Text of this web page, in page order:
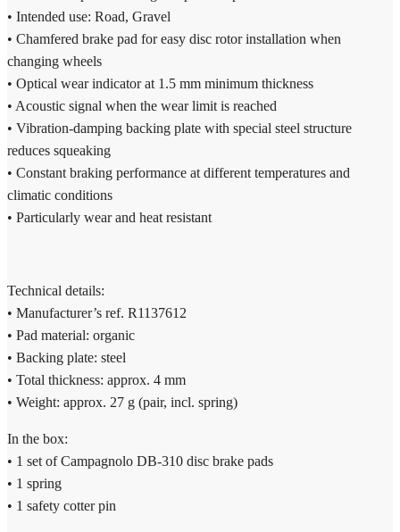
• Intended use: Road, Gravel
• Chamfered brake pad for easy disc rotor installation when
changing wheels
• Optical wear indicator at 1.5 mm minimum thickness
• Acoustic signal when the wear limit is reached
• Vibration-damping backing plate with special steel structure
reduces squeaking
• Constant braking performance at different temperatures and
climatic conditions
• Particularly wear and heat resistant
Technical details:
• Manufacturer’s ref. R1137612
• Pad material: organic
• Backing plate: steel
• Total thickness: approx. 4 mm
• Weight: approx. 27 g (pair, incl. spring)
In the box:
• 1 set of Campagnolo DB-310 disc brake pads
• 1 spring
• 1 safety cotter pin